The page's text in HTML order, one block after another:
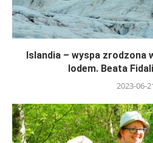
Islandia – wyspa zrodzona
lodem. Beata
2023-06-